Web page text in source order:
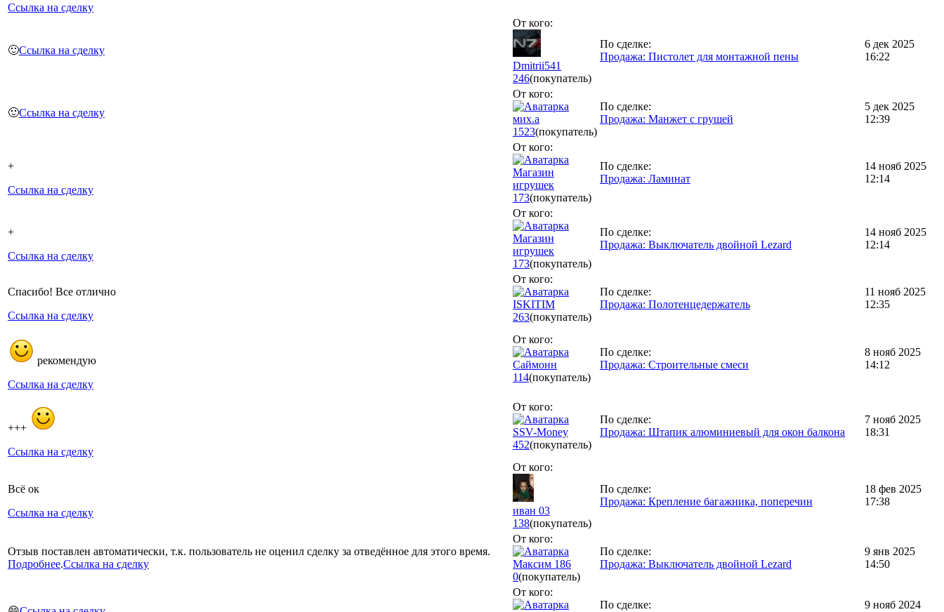
Ссылка на сделку
🙂Ссылка на сделку
От кого:
Dmitrii541
246(покупатель)
По сделке:
Продажа: Пистолет для монтажной пены
6 дек 2025
16:22
🙂Ссылка на сделку
От кого:
мих.а
1523(покупатель)
По сделке:
Продажа: Манжет с грушей
5 дек 2025
12:39
+
Ссылка на сделку
От кого:
Магазин
игрушек
173(покупатель)
По сделке:
Продажа: Ламинат
14 нояб 2025
12:14
+
Ссылка на сделку
От кого:
Магазин
игрушек
173(покупатель)
По сделке:
Продажа: Выключатель двойной Lezard
14 нояб 2025
12:14
Спасибо! Все отлично
Ссылка на сделку
От кого:
ISKITIM
263(покупатель)
По сделке:
Продажа: Полотенцедержатель
11 нояб 2025
12:35
рекомендую
Ссылка на сделку
От кого:
Саймонн
114(покупатель)
По сделке:
Продажа: Строительные смеси
8 нояб 2025
14:12
+++
Ссылка на сделку
От кого:
SSV-Money
452(покупатель)
По сделке:
Продажа: Штапик алюминиевый для окон балкона
7 нояб 2025
18:31
Всё ок
Ссылка на сделку
От кого:
иван 03
138(покупатель)
По сделке:
Продажа: Крепление багажника, поперечин
18 фев 2025
17:38
Отзыв поставлен автоматически, т.к. пользователь не оценил сделку за отведённое для этого время.
Подробнее.Ссылка на сделку
От кого:
Максим 186
0(покупатель)
По сделке:
Продажа: Выключатель двойной Lezard
9 янв 2025
14:50
От кого:
По сделке:
9 нояб 2024